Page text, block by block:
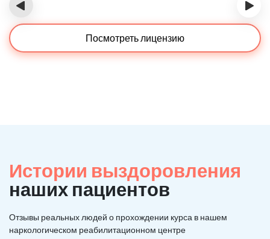
‹ ›
Посмотреть лицензию
Истории выздоровления
наших пациентов
Отзывы реальных людей о прохождении курса в нашем
наркологическом реабилитационном центре